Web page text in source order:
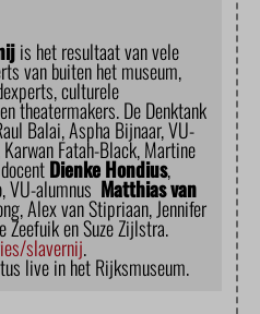
is het resultaat van vele
van buiten het museum,
culturele
theatermakers. De Denktank
Balai, Aspha Bijnaar, VU-
Karwan Fatah-Black, Martine
Dienke Hondius,
VU-alumnus Matthias van
Alex van Stipriaan, Jennifer
Zeefuik en Suze Zijlstra.
slavernij.
live in het Rijksmuseum.